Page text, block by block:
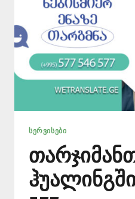
ᲡᲔᲠᲕᲘᲡᲔᲑᲘ
ჰუალინგში